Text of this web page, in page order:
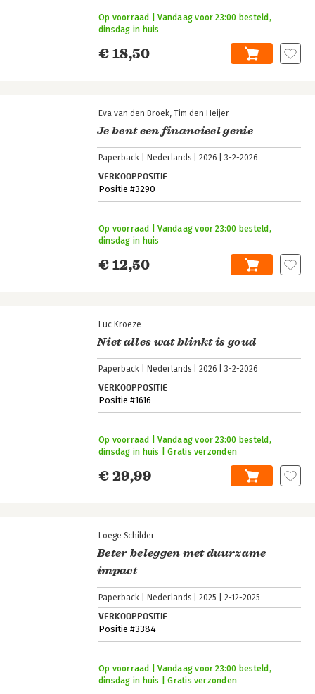
€ 18,50
Op voorraad | Vandaag voor 23:00 besteld,
dinsdag in huis
Eva van den Broek Tim den Heijer
Je bent een financieel genie
Paperback Nederlands 2026 3-2-2026
VERKOOPPOSITIE
Positie #3290
€ 12,50
Op voorraad | Vandaag voor 23:00 besteld,
dinsdag in huis
Luc Kroeze
Niet alles wat blinkt is goud
Paperback Nederlands 2026 3-2-2026
VERKOOPPOSITIE
Positie #1616
€ 29,99
Op voorraad | Vandaag voor 23:00 besteld,
dinsdag in huis | Gratis verzonden
Loege Schilder
Beter beleggen met duurzame
impact
Paperback Nederlands 2025 2-12-2025
VERKOOPPOSITIE
Positie #3384
Op voorraad | Vandaag voor 23:00 besteld,
dinsdag in huis | Gratis verzonden